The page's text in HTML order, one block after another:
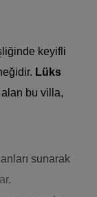
keyifli
Lüks
alan bu villa,
sunarak